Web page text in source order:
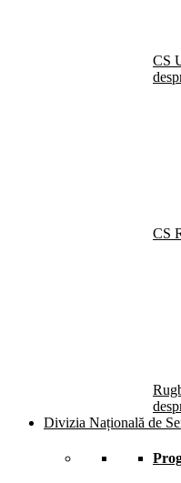
CS
CS
Divizia Națională de